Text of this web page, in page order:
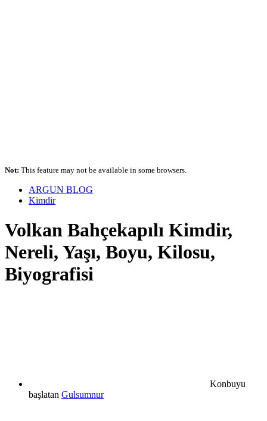
Not: This feature may not be available in some browsers.
ARGUN BLOG
Kimdir
Volkan Bahçekapılı Kimdir,
Nereli, Yaşı, Boyu, Kilosu,
Biyografisi
Konbuyu
başlatan Gulsumnur